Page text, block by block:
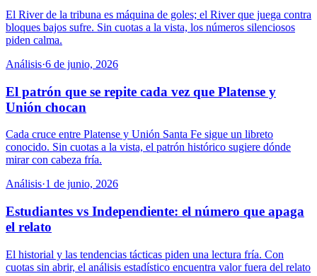
El River de la tribuna es máquina de goles; el River que juega contra
bloques bajos sufre. Sin cuotas a la vista, los números silenciosos
piden calma.
Análisis·6 de junio, 2026
El patrón que se repite cada vez que Platense y
Unión chocan
Cada cruce entre Platense y Unión Santa Fe sigue un libreto
conocido. Sin cuotas a la vista, el patrón histórico sugiere dónde
mirar con cabeza fría.
Análisis·1 de junio, 2026
Estudiantes vs Independiente: el número que apaga
el relato
El historial y las tendencias tácticas piden una lectura fría. Con
cuotas sin abrir, el análisis estadístico encuentra valor fuera del relato